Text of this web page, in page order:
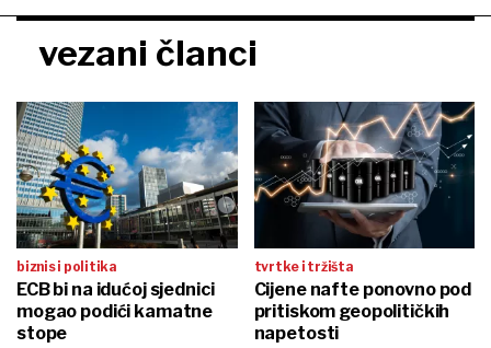
vezani članci
biznis i politika
ECB bi na idućoj sjednici
mogao podići kamatne
stope
tvrtke i tržišta
Cijene nafte ponovno pod
pritiskom geopolitičkih
napetosti